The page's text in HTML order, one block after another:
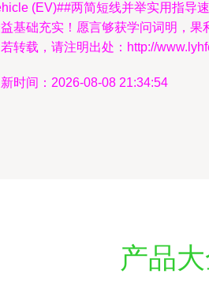
(EV)##两简短线并举实用指导
基础充实！愿言够获学问词明，果
转载，请注明出处：http://
时间：2026-08-08 21:34:54
产品